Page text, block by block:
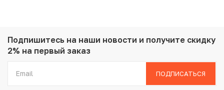
Проба: 800
Вес: 2.7 г
Тираж: 12.000.000
Подпишитесь на наши новости и получите скидку
2% на первый заказ
ПОДПИСАТЬСЯ